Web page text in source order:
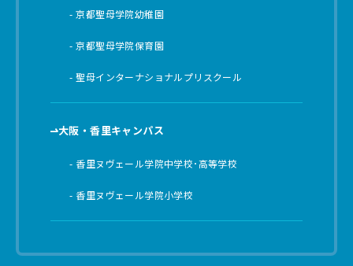
京都聖母学院幼稚園
京都聖母学院保育園
聖母インターナショナルプリスクール
大阪・香里キャンパス
香里ヌヴェール学院中学校･高等学校
香里ヌヴェール学院小学校